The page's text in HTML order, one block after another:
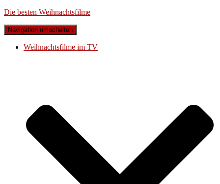
Die besten Weihnachtsfilme
Navigation umschalten
Weihnachtsfilme im TV